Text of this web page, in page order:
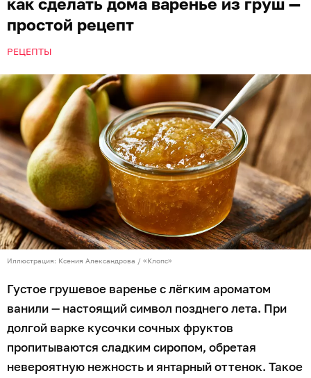
простой рецепт
РЕЦЕПТЫ
Иллюстрация: Ксения Александрова / «Клопс»
Густое грушевое варенье с лёгким ароматом
ванили — настоящий символ позднего лета. При
долгой варке кусочки сочных фруктов
пропитываются сладким сиропом, обретая
невероятную нежность и янтарный оттенок. Такое